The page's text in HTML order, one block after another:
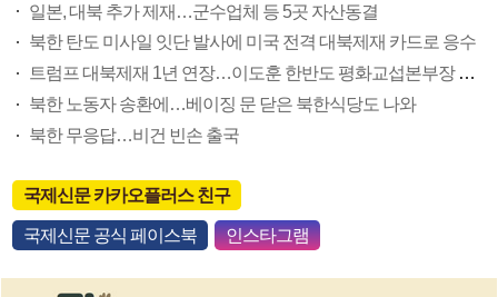
일본, 대북 추가 제재…군수업체 등 5곳 자산동결
북한 탄도 미사일 잇단 발사에 미국 전격 대북제재 카드로 응수
트럼프 대북제재 1년 연장…이도훈 한반도 평화교섭본부장 급거 방미, 비건 만난다
북한 노동자 송환에…베이징 문 닫은 북한식당도 나와
북한 무응답…비건 빈손 출국
국제신문 카카오플러스 친구
국제신문 공식 페이스북 인스타그램